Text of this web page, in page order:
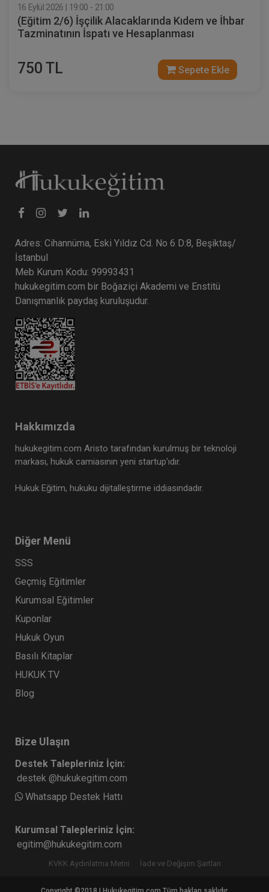
16 Eylül 2026 | 19:00 - 21:00
(Eğitim 2/6) İşçilik Alacaklarında Kıdem ve İhbar
Tazminatının İspatı ve Hesaplanması
750 TL Sepete Ekle
Adres: Cihannüma, Eski Yıldız Cd. No 6 D:8, Beşiktaş/
İstanbul
Meb Kurum Kodu: 99993431
hukukegitim.com bir Boğaziçi Akademi ve Enstitü
Danışmanlık paydaş kuruluşudur.
Hakkımızda
hukukegitim.com Aristo tarafından kurulmuş bir teknoloji
markası, hukuk camiasının yeni startup’ıdır.
Hukuk Eğitim, hukuku dijitalleştirme iddiasındadır.
Diğer Menü
SSS
Geçmiş Eğitimler
Kurumsal Eğitimler
Kuponlar
Hukuk Oyun
Basılı Kitaplar
HUKUK TV
Blog
Bize Ulaşın
Destek Talepleriniz İçin:
destek @hukukegitim.com
Whatsapp Destek Hattı
Kurumsal Talepleriniz İçin:
egitim@hukukegitim.com
KVKK Aydınlatma Metni İade ve Değişim Şartları